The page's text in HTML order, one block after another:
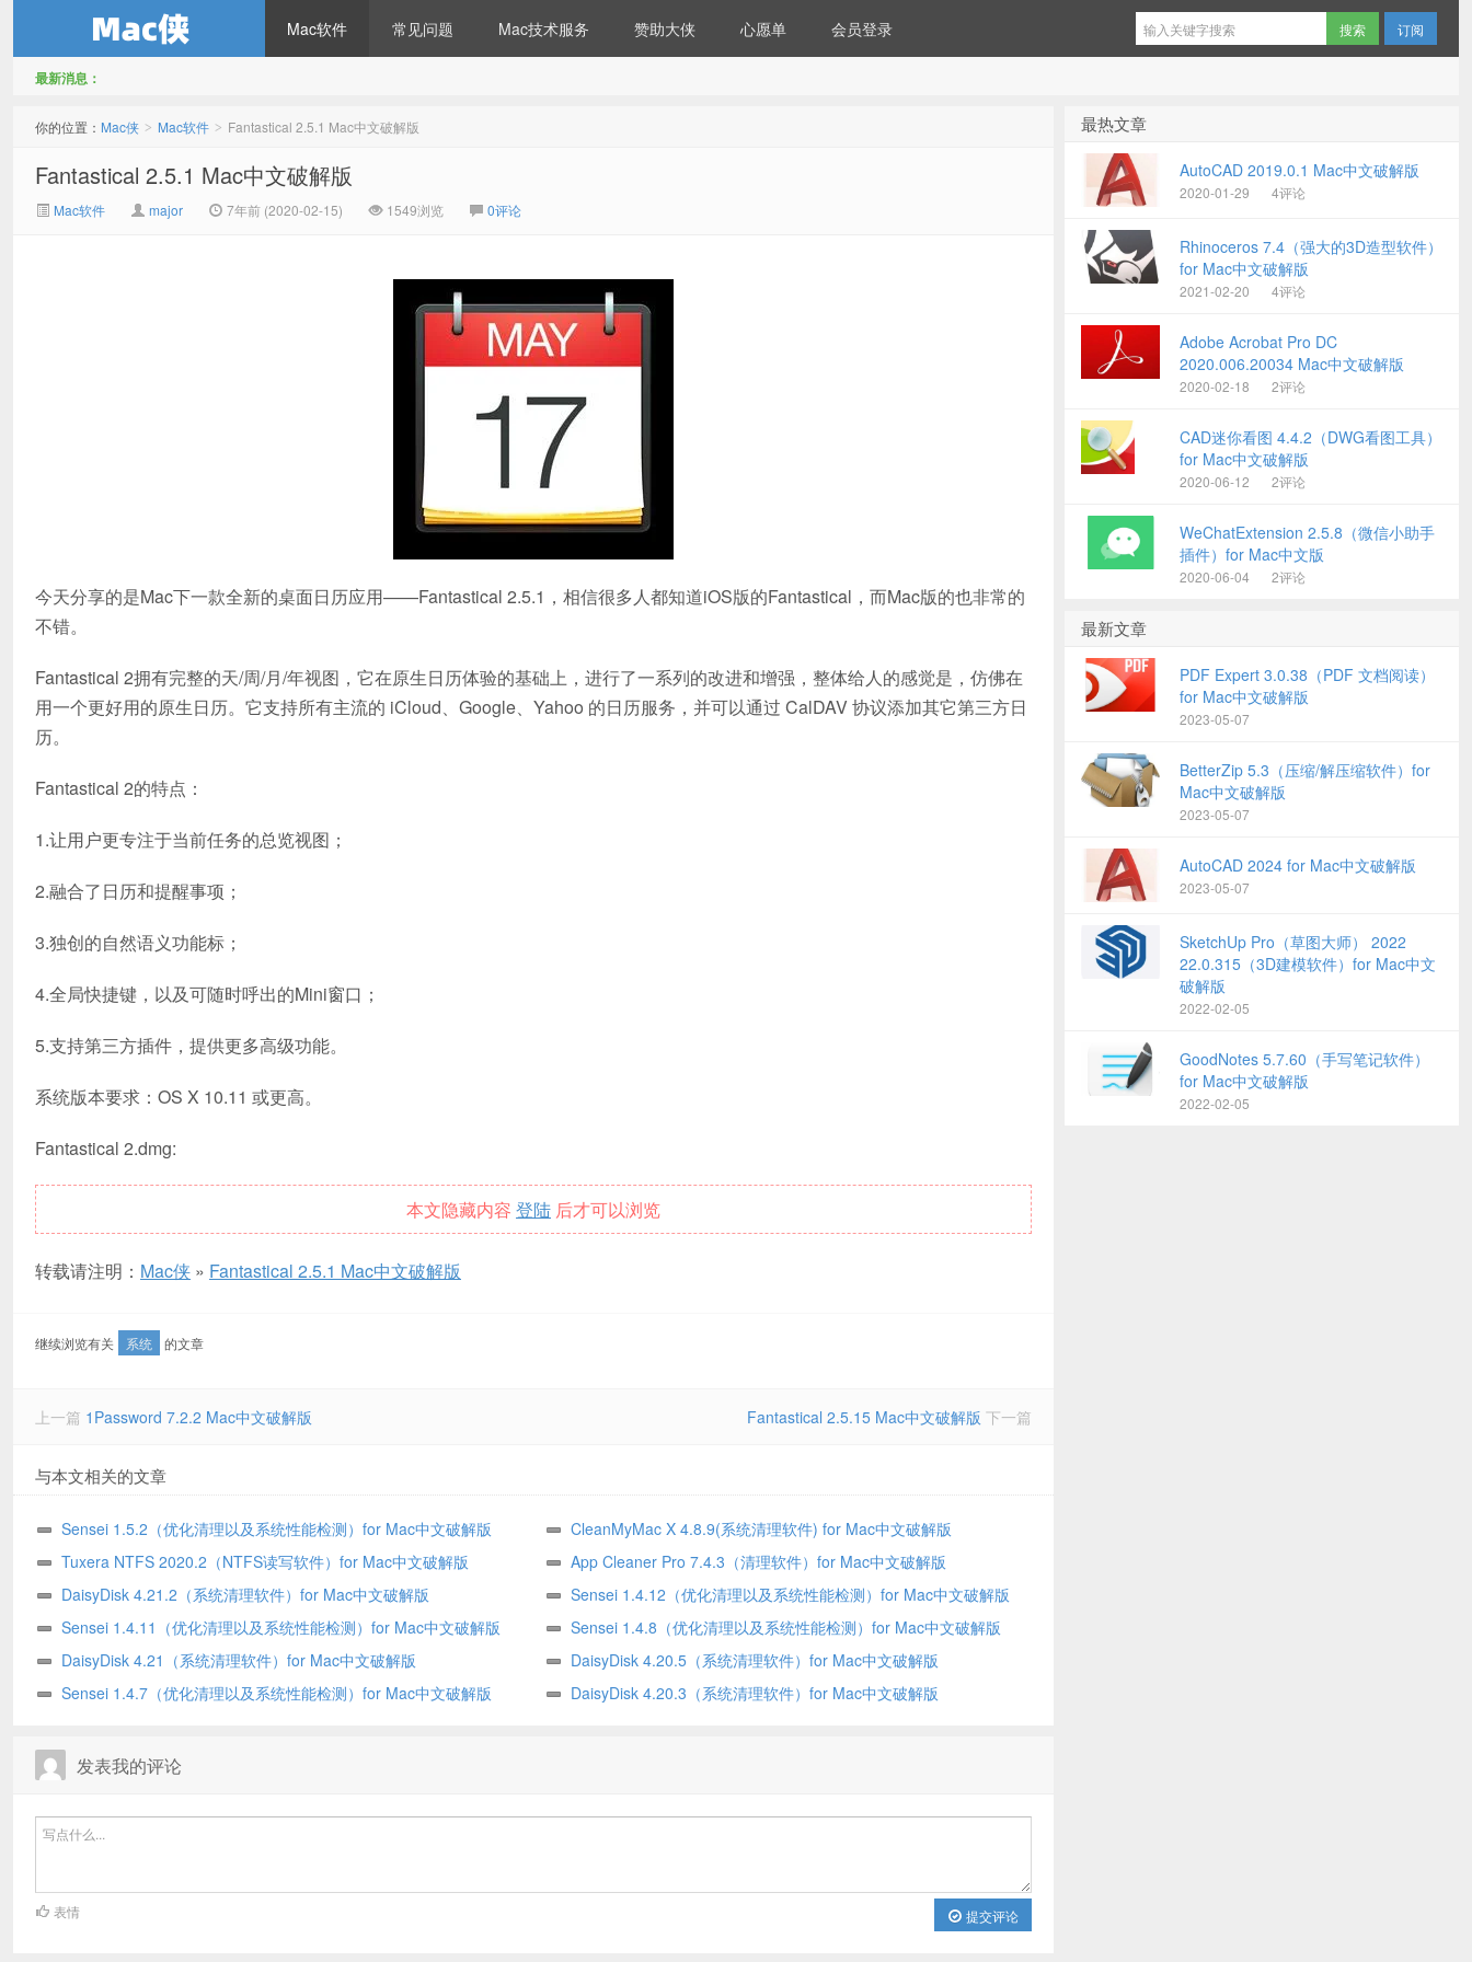
Mac软件 常见问题 Mac技术服务 赞助大侠 心愿单 会员登录 订阅
最新消息：
你的位置： Mac侠 > Mac软件 > Fantastical 2.5.1 Mac中文破解版
Fantastical 2.5.1 Mac中文破解版
Mac软件 major 7年前 (2020-02-15) 1549浏览 0评论
今天分享的是Mac下一款全新的桌面日历应用——Fantastical 2.5.1，相信很多人都知道iOS版的Fantastical，而Mac版的也非常的
不错。
Fantastical 2拥有完整的天/周/月/年视图，它在原生日历体验的基础上，进行了一系列的改进和增强，整体给人的感觉是，仿佛在
用一个更好用的原生日历。它支持所有主流的 iCloud、Google、Yahoo 的日历服务，并可以通过 CalDAV 协议添加其它第三方日
历。
Fantastical 2的特点：
1.让用户更专注于当前任务的总览视图；
2.融合了日历和提醒事项；
3.独创的自然语义功能标；
4.全局快捷键，以及可随时呼出的Mini窗口；
5.支持第三方插件，提供更多高级功能。
系统版本要求：OS X 10.11 或更高。
Fantastical 2.dmg:
本文隐藏内容 登陆 后才可以浏览
转载请注明： Mac侠 » Fantastical 2.5.1 Mac中文破解版
继续浏览有关 系统 的文章
上一篇 1Password 7.2.2 Mac中文破解版 Fantastical 2.5.15 Mac中文破解版 下一篇
与本文相关的文章
Sensei 1.5.2（优化清理以及系统性能检测）for Mac中文破解版
CleanMyMac X 4.8.9(系统清理软件) for Mac中文破解版
Tuxera NTFS 2020.2（NTFS读写软件）for Mac中文破解版
App Cleaner Pro 7.4.3（清理软件）for Mac中文破解版
DaisyDisk 4.21.2（系统清理软件）for Mac中文破解版
Sensei 1.4.12（优化清理以及系统性能检测）for Mac中文破解版
Sensei 1.4.11（优化清理以及系统性能检测）for Mac中文破解版
Sensei 1.4.8（优化清理以及系统性能检测）for Mac中文破解版
DaisyDisk 4.21（系统清理软件）for Mac中文破解版
DaisyDisk 4.20.5（系统清理软件）for Mac中文破解版
Sensei 1.4.7（优化清理以及系统性能检测）for Mac中文破解版
DaisyDisk 4.20.3（系统清理软件）for Mac中文破解版
发表我的评论
提交评论
表情
最热文章
AutoCAD 2019.0.1 Mac中文破解版
2020-01-29 4评论
Rhinoceros 7.4（强大的3D造型软件）
for Mac中文破解版
2021-02-20 4评论
Adobe Acrobat Pro DC
2020.006.20034 Mac中文破解版
2020-02-18 2评论
CAD迷你看图 4.4.2（DWG看图工具）
for Mac中文破解版
2020-06-12 2评论
WeChatExtension 2.5.8（微信小助手
插件）for Mac中文版
2020-06-04 2评论
最新文章
PDF Expert 3.0.38（PDF 文档阅读）
for Mac中文破解版
2023-05-07
BetterZip 5.3（压缩/解压缩软件）for
Mac中文破解版
2023-05-07
AutoCAD 2024 for Mac中文破解版
2023-05-07
SketchUp Pro（草图大师） 2022
22.0.315（3D建模软件）for Mac中文
破解版
2022-02-05
GoodNotes 5.7.60（手写笔记软件）
for Mac中文破解版
2022-02-05